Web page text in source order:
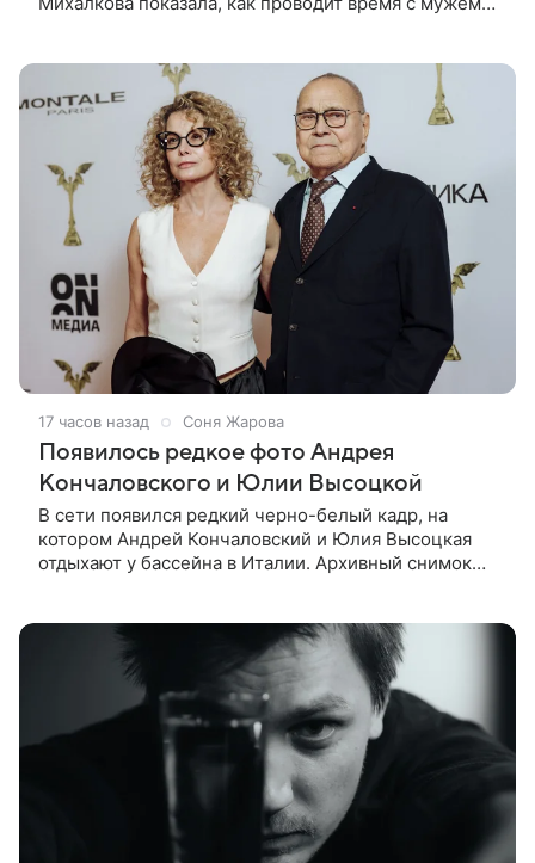
17 часов назад Соня Жарова
Появилось редкое фото Андрея
Кончаловского и Юлии Высоцкой
В сети появился редкий черно-белый кадр, на
котором Андрей Кончаловский и Юлия Высоцкая
отдыхают у бассейна в Италии. Архивный снимок